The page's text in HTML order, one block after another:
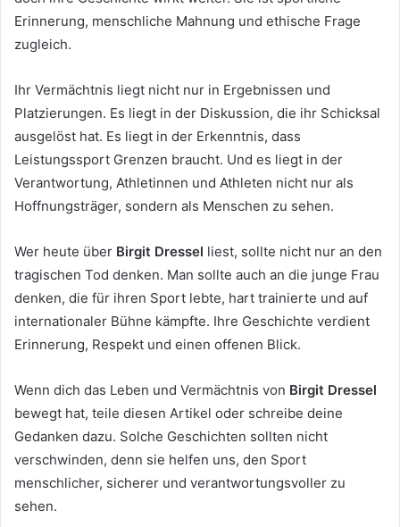
Erinnerung, menschliche Mahnung und ethische Frage
zugleich.
Ihr Vermächtnis liegt nicht nur in Ergebnissen und
Platzierungen. Es liegt in der Diskussion, die ihr Schicksal
ausgelöst hat. Es liegt in der Erkenntnis, dass
Leistungssport Grenzen braucht. Und es liegt in der
Verantwortung, Athletinnen und Athleten nicht nur als
Hoffnungsträger, sondern als Menschen zu sehen.
Wer heute über Birgit Dressel liest, sollte nicht nur an den
tragischen Tod denken. Man sollte auch an die junge Frau
denken, die für ihren Sport lebte, hart trainierte und auf
internationaler Bühne kämpfte. Ihre Geschichte verdient
Erinnerung, Respekt und einen offenen Blick.
Wenn dich das Leben und Vermächtnis von Birgit Dressel
bewegt hat, teile diesen Artikel oder schreibe deine
Gedanken dazu. Solche Geschichten sollten nicht
verschwinden, denn sie helfen uns, den Sport
menschlicher, sicherer und verantwortungsvoller zu
sehen.